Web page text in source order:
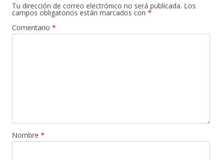
Tu dirección de correo electrónico no será publicada. Los
campos obligatorios están marcados con *
Comentario *
Nombre *